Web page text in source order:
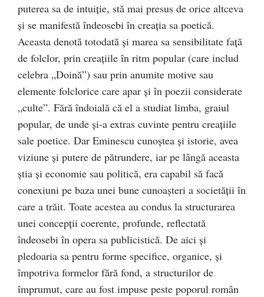
puterea sa de intuiţie, stă mai presus de orice altceva
şi se manifestă îndeosebi în creaţia sa poetică.
Aceasta denotă totodată şi marea sa sensibilitate faţă
de folclor, prin creaţiile în ritm popular (care includ
celebra „Doină”) sau prin anumite motive sau
elemente folclorice care apar şi în poezii considerate
„culte”. Fără îndoială că el a studiat limba, graiul
popular, de unde şi-a extras cuvinte pentru creaţiile
sale poetice. Dar Eminescu cunoştea şi istorie, avea
viziune şi putere de pătrundere, iar pe lângă aceasta
ştia şi economie sau politică, era capabil să facă
conexiuni pe baza unei bune cunoaşteri a societăţii în
care a trăit. Toate acestea au condus la structurarea
unei concepţii coerente, profunde, reflectată
îndeosebi în opera sa publicistică. De aici şi
pledoaria sa pentru forme specifice, organice, şi
împotriva formelor fără fond, a structurilor de
împrumut, care au fost impuse peste poporul român